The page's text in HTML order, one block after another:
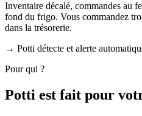
Inventaire décalé, commandes au
fond du frigo. Vous commandez
dans la trésorerie.
→ Potti détecte et alerte
Pour qui ?
Potti est fait pour